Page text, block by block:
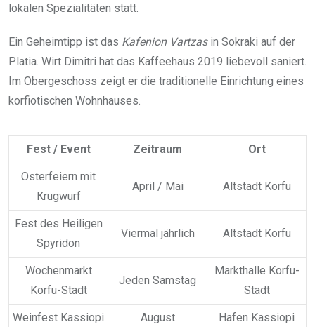
lokalen Spezialitäten statt.
Ein Geheimtipp ist das Kafenion Vartzasin Sokraki auf der
Platia. Wirt Dimitri hat das Kaffeehaus 2019 liebevoll saniert.
Im Obergeschoss zeigt er die traditionelle Einrichtung eines
korfiotischen Wohnhauses.
Fest / Event Zeitraum Ort
Osterfeiern mit
Krugwurf
April / Mai Altstadt Korfu
Fest des Heiligen
Spyridon
Viermal jährlich Altstadt Korfu
Wochenmarkt
Korfu-Stadt
Jeden Samstag
Markthalle Korfu-
Stadt
Weinfest Kassiopi August Hafen Kassiopi